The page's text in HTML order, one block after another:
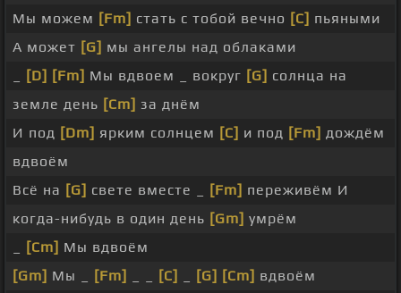
Мы можем [Fm] стать с тобой вечно [C] пьяными
А может [G] мы ангелы над облаками
[D] [Fm] Мы вдвоем _ вокруг [G] солнца на
земле день [Cm] за днём
И под [Dm] ярким солнцем [C] и под [Fm] дождём
вдвоём
Всё на [G] свете вместе _ [Fm] переживём И
когда-нибудь в один день [Gm] умрём
[Cm] Мы вдвоём
[Gm] Мы _ [Fm] [C] [G] [Cm] вдвоём